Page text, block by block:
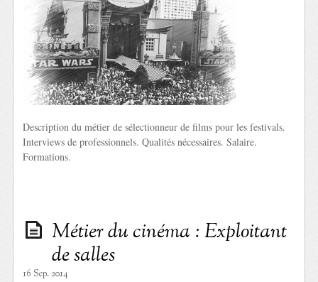
Description du métier de sélectionneur de films pour les festivals.
Interviews de professionnels. Qualités nécessaires. Salaire.
Formations.
Métier du cinéma : Exploitant
de salles
16 Sep. 2014